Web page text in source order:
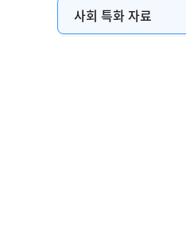
사회 특화 자료